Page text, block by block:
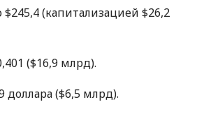
(капитализацией $26,2
($16,9 млрд).
доллара ($6,5 млрд).